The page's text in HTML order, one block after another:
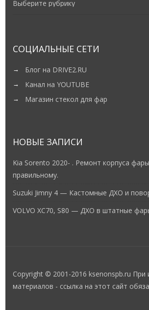
СОЦИАЛЬНЫЕ СЕТИ
Блог на DRIVE2.RU
Канал на YOUTUBE
Магазин стекол для фар
НОВЫЕ ЗАПИСИ
Kia Sorento 2020- . Ремонт корпуса
правильному.
Suzuki Jimny 4 — Кастомные ДХО и
VOLVO XC70, S80 — ДХО в штатные
Copyright © 2001-2016 ksenonspb.ru При
материалов - ссылка на этот сайт